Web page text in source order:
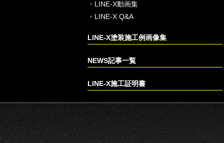
・ LINE-X動画集
・ LINE-X Q&A
LINE-X塗装施工例画像集
NEWS記事一覧
LINE-X施工証明書